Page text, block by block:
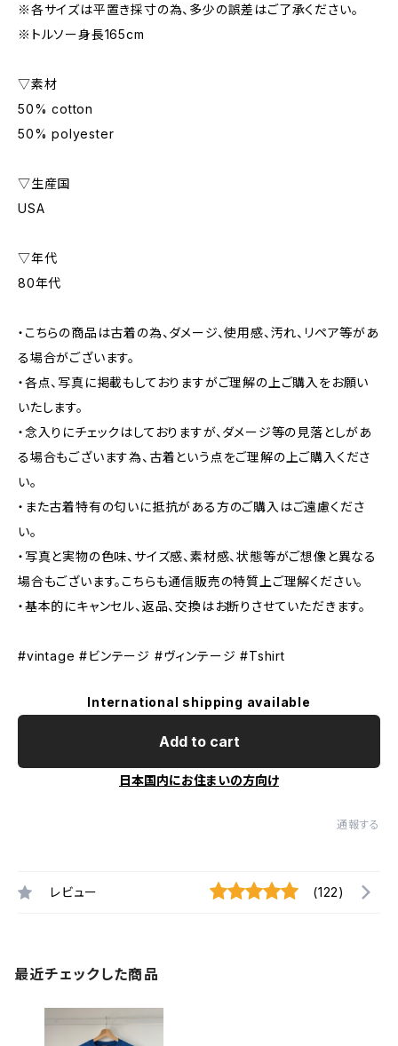
※各サイズは平置き採寸の為、多少の誤差はご了承ください。
※トルソー身長165cm
▽素材
50% cotton
50% polyester
▽生産国
USA
▽年代
80年代
・こちらの商品は古着の為、ダメージ、使用感、汚れ、リペア等があ
る場合がございます。
・各点、写真に掲載もしておりますがご理解の上ご購入をお願い
いたします。
・念入りにチェックはしておりますが、ダメージ等の見落としがあ
る場合もございます為、古着という点をご理解の上ご購入くださ
い。
・また古着特有の匂いに抵抗がある方のご購入はご遠慮くださ
い。
・写真と実物の色味、サイズ感、素材感、状態等がご想像と異なる
場合もございます。こちらも通信販売の特質上ご理解ください。
・基本的にキャンセル、返品、交換はお断りさせていただきます。
#vintage #ビンテージ #ヴィンテージ #Tshirt
International shipping available
Add to cart
日本国内にお住まいの方向け
通報する
レビュー (122)
最近チェックした商品